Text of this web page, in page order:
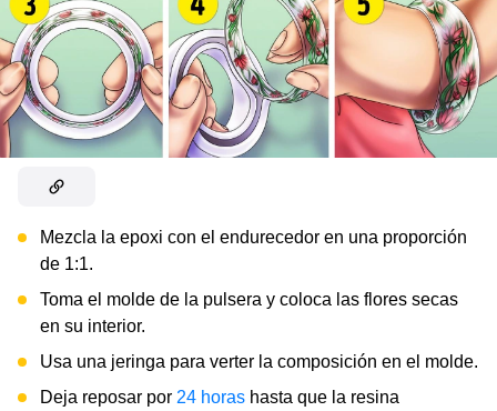
Mezcla la epoxi con el endurecedor en una proporción
de 1:1.
Toma el molde de la pulsera y coloca las flores secas
en su interior.
Usa una jeringa para verter la composición en el molde.
Deja reposar por 24 horas hasta que la resina